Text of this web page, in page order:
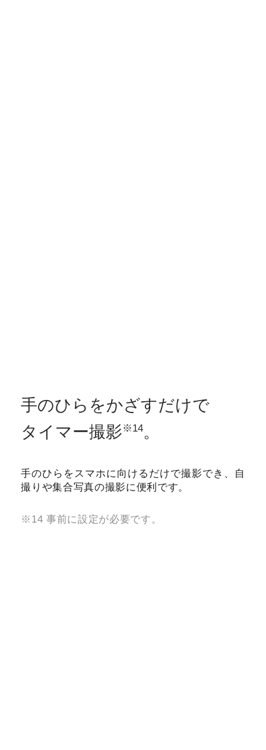
手のひらをかざすだけで
タイマー撮影※14。
手のひらをスマホに向けるだけで撮影でき、自
撮りや集合写真の撮影に便利です。
※14 事前に設定が必要です。